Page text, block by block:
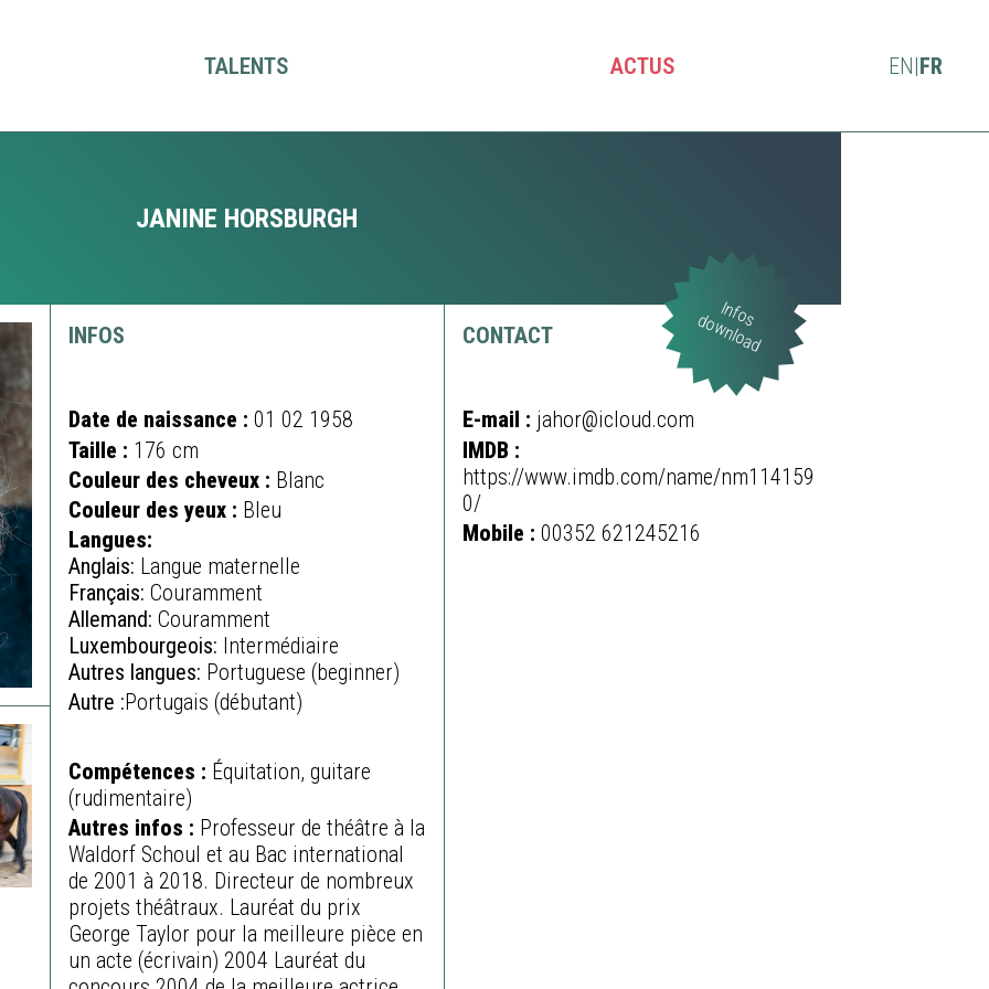
TALENTS ACTUS EN|FR
JANINE HORSBURGH
INFOS
Date de naissance : 01 02 1958
Taille : 176 cm
Couleur des cheveux : Blanc
Couleur des yeux : Bleu
Langues:
Anglais: Langue maternelle
Français: Couramment
Allemand: Couramment
Luxembourgeois: Intermédiaire
Autres langues: Portuguese (beginner)
Autre :Portugais (débutant)
Compétences : Équitation, guitare
(rudimentaire)
Autres infos : Professeur de théâtre à la
Waldorf Schoul et au Bac international
de 2001 à 2018. Directeur de nombreux
projets théâtraux. Lauréat du prix
George Taylor pour la meilleure pièce en
un acte (écrivain) 2004 Lauréat du
CONTACT
Infos
download
E-mail : jahor@icloud.com
IMDB :
https://www.imdb.com/name/nm114159
0/
Mobile :00352 621245216